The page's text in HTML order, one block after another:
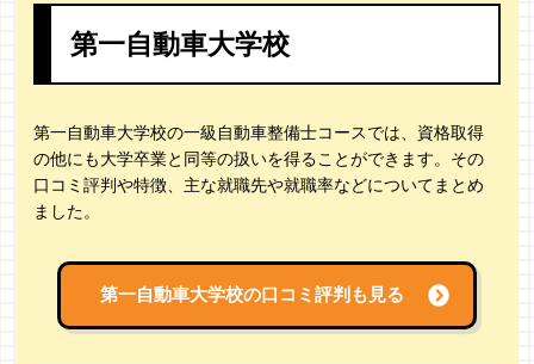
第一自動車大学校
第一自動車大学校の一級自動車整備士コースでは、資格取得
の他にも大学卒業と同等の扱いを得ることができます。その
口コミ評判や特徴、主な就職先や就職率などについてまとめ
ました。
第一自動車大学校の口コミ評判も見る